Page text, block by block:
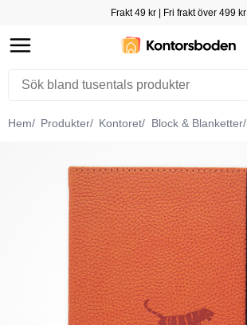
Frakt 49 kr | Fri frakt över 499 kr
Hem Produkter Kontoret Block & Blanketter